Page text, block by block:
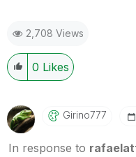
2,708 Views
0 Likes
Girino777
In response to